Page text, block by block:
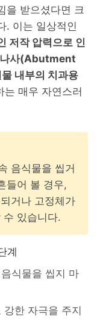
을 받으셨다면 크
. 이는 일상적인
저작 압력으로 인
나사(Abutment
내부의 치과용
는 매우 자연스러
음식물을 씹거
들어 볼 경우,
거나 고정체가
수 있습니다.
계
식물을 씹지 마
한 자극을 주지